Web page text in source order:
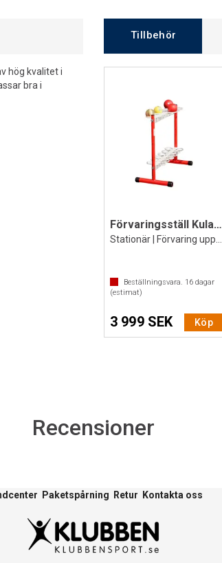
hög kvalitet i
bra i
Tillbehör
Förvaringsställ Kula Polanik
Beställningsvara. 16 dagar
(estimat)
3 999 SEK Köp
Recensioner
Paketspårning Retur Kontakta oss